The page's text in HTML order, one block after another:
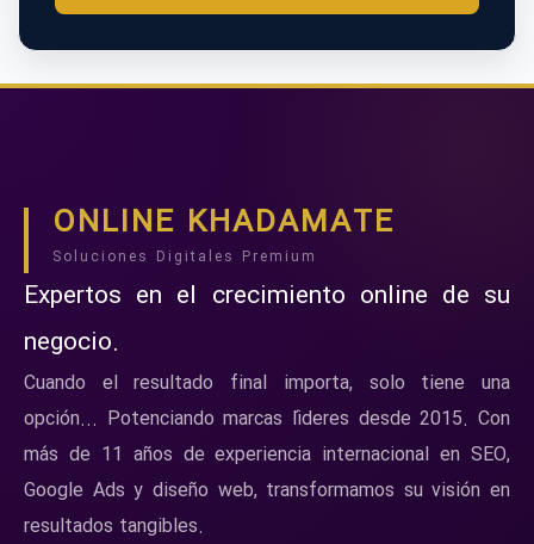
ONLINE KHADAMATE
Soluciones Digitales Premium
Expertos en el crecimiento online de su
negocio.
Cuando el resultado final importa, solo tiene una
opción... Potenciando marcas líderes desde 2015. Con
más de 11 años de experiencia internacional en SEO,
Google Ads y diseño web, transformamos su visión en
resultados tangibles.